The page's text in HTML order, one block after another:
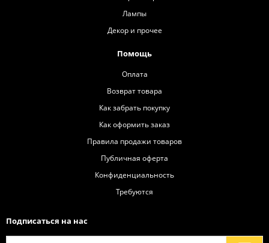
Лампы
Декор и прочее
Помощь
Оплата
Возврат товара
Как забрать покупку
Как оформить заказ
Правила продажи товаров
Публичная оферта
Конфиденциальность
Требуются
Подписаться на нас